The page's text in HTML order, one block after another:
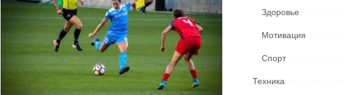
Здоровье
Мотивация
Спорт
Техника